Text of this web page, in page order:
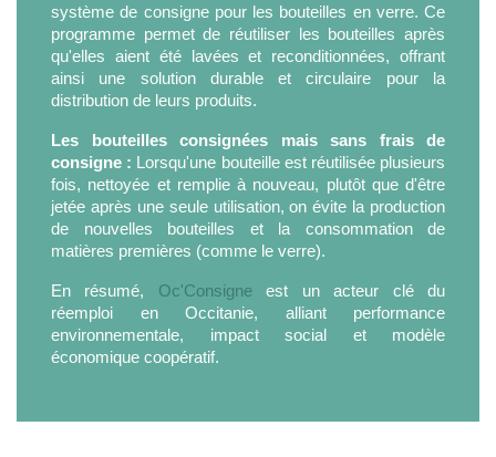
système de consigne pour les bouteilles en verre. Ce
programme permet de réutiliser les bouteilles après
qu'elles aient été lavées et reconditionnées, offrant
ainsi une solution durable et circulaire pour la
distribution de leurs produits.
Les bouteilles consignées mais sans frais de
consigne : Lorsqu'une bouteille est réutilisée plusieurs
fois, nettoyée et remplie à nouveau, plutôt que d'être
jetée après une seule utilisation, on évite la production
de nouvelles bouteilles et la consommation de
matières premières (comme le verre).
En résumé, Oc'Consigneest un acteur clé du
réemploi en Occitanie, alliant performance
environnementale, impact social et modèle
économique coopératif.